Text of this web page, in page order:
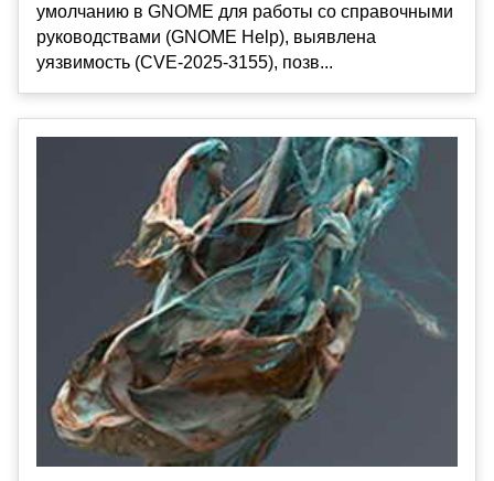
умолчанию в GNOME для работы со справочными
руководствами (GNOME Help), выявлена
уязвимость (CVE-2025-3155), позв...